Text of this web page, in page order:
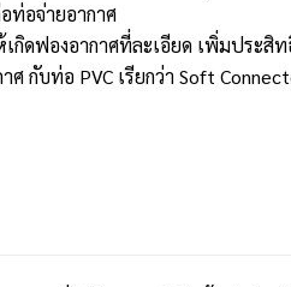
ท่อจ่ายอากาศ
กิดฟองอากาศที่ละเอียด เพิ่มประสิ
กับท่อ PVC เรียกว่า Soft